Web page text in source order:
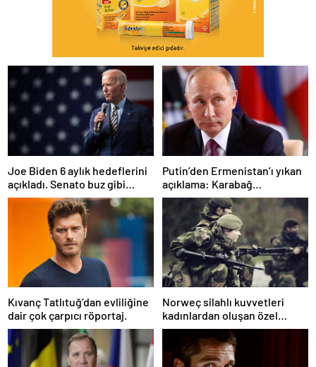
Joe Biden 6 aylık hedeflerini
açıkladı. Senato buz gibi…
Putin’den Ermenistan’ı yıkan
açıklama: Karabağ
Azerbaycan’ın ayrılmaz bir
parçasıdır!
Kıvanç Tatlıtuğ’dan evliliğine
dair çok çarpıcı röportaj.
Norweç silahlı kuvvetleri
kadınlardan oluşan özel
kuvvetler eğitimlerini
başlattı.